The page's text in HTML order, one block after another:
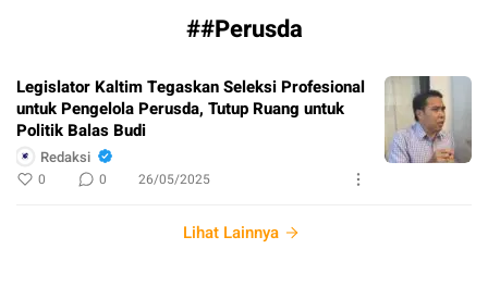
##Perusda
Legislator Kaltim Tegaskan Seleksi Profesional
untuk Pengelola Perusda, Tutup Ruang untuk
Politik Balas Budi
Redaksi
0 0 26/05/2025
Lihat Lainnya